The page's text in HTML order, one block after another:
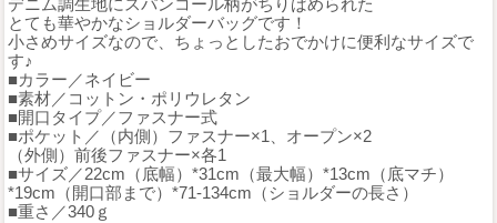
デニム調生地にスパンコール柄がちりばめられた
とても華やかなショルダーバッグです！
小さめサイズなので、ちょっとしたおでかけに便利なサイズで
す♪
■カラー／ネイビー
■素材／コットン・ポリウレタン
■開口タイプ／ファスナー式
■ポケット／（内側）ファスナー×1、オープン×2
（外側）前後ファスナー×各1
■サイズ／22cm（底幅）*31cm（最大幅）*13cm（底マチ）
*19cm（開口部まで）*71-134cm（ショルダーの長さ）
■重さ／340ｇ